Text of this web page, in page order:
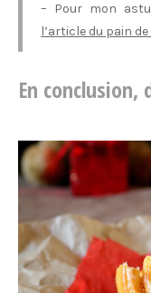
– Pour mon
l’article du pain de
En conclusion,